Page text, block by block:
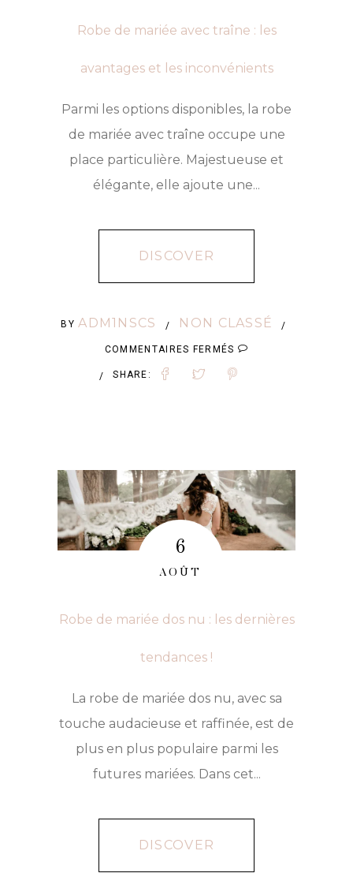
Robe de mariée avec traîne : les
avantages et les inconvénients
Parmi les options disponibles, la robe
de mariée avec traîne occupe une
place particulière. Majestueuse et
élégante, elle ajoute une...
DISCOVER
BYADM1NSCS / NON CLASSÉ /
COMMENTAIRES FERMÉS SUR
ROBE
TRAÎNE
:
LES
AVANTAGES
INCONVÉNIENTS
/ SHARE:
6
AOÛT
Robe de mariée dos nu : les dernières
tendances !
La robe de mariée dos nu, avec sa
touche audacieuse et raffinée, est de
plus en plus populaire parmi les
futures mariées. Dans cet...
DISCOVER